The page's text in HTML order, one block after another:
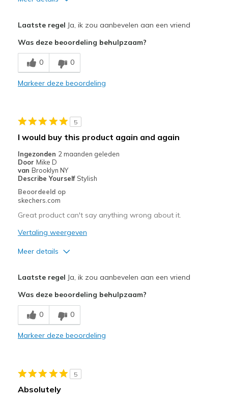
Breathe Well
Comfortable
Going Out
Sizing
Feels true to size
View On Shoes
I'm Really Into Shoes
Laatste regel Ja, ik zou aanbevelen aan een vriend
Was deze beoordeling behulpzaam?
0 0
Markeer deze beoordeling
5
I would buy this product again and again
Ingezonden 2 maanden geleden
Door Mike D
van Brooklyn NY
Describe Yourself Stylish
Beoordeeld op
skechers.com
Great product can't say anything wrong about it.
Vertaling weergeven
Meer details
Breathe Well
Comfortable
Laatste regel Ja, ik zou aanbevelen aan een vriend
Was deze beoordeling behulpzaam?
0 0
Markeer deze beoordeling
5
Absolutely